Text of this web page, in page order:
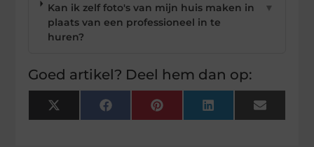
Kan ik zelf foto's van mijn huis maken in
plaats van een professioneel in te
huren?
▼
Goed artikel? Deel hem dan op:
X
(Twitter)
FacebookPinterest LinkedIn Email